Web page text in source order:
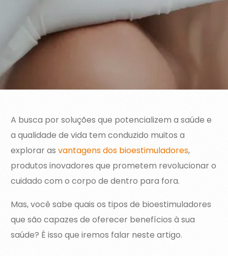
A busca por soluções que potencializem a saúde e
a qualidade de vida tem conduzido muitos a
explorar asvantagens dos bioestimuladores,
produtos inovadores que prometem revolucionar o
cuidado com o corpo de dentro para fora.
Mas, você sabe quais os tipos de bioestimuladores
que são capazes de oferecer benefícios à sua
saúde? É isso que iremos falar neste artigo.